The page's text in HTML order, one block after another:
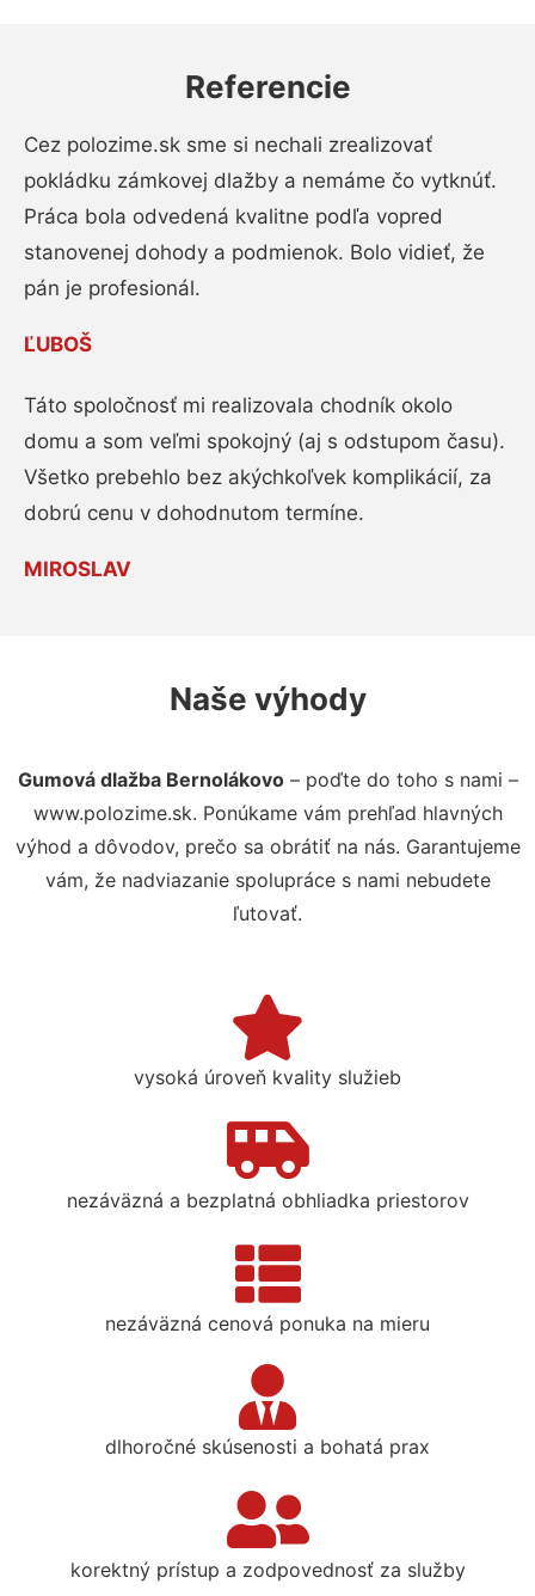
Referencie
Cez polozime.sk sme si nechali zrealizovať
pokládku zámkovej dlažby a nemáme čo vytknúť.
Práca bola odvedená kvalitne podľa vopred
stanovenej dohody a podmienok. Bolo vidieť, že
pán je profesionál.
ĽUBOŠ
Táto spoločnosť mi realizovala chodník okolo
domu a som veľmi spokojný (aj s odstupom času).
Všetko prebehlo bez akýchkoľvek komplikácií, za
dobrú cenu v dohodnutom termíne.
MIROSLAV
Naše výhody
Gumová dlažba Bernolákovo– poďte do toho s nami –
www.polozime.sk. Ponúkame vám prehľad hlavných
výhod a dôvodov, prečo sa obrátiť na nás. Garantujeme
vám, že nadviazanie spolupráce s nami nebudete
ľutovať.
vysoká úroveň kvality služieb
nezáväzná a bezplatná obhliadka priestorov
nezáväzná cenová ponuka na mieru
dlhoročné skúsenosti a bohatá prax
korektný prístup a zodpovednosť za služby